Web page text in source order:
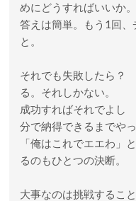
めにどうすればいいか。
答えは簡単。もう1回
と。
それでも失敗したら？
る。それしかない。
成功すればそれでよし
分で納得できるまでや
「俺はこれでエエわ」
るのもひとつの決断。
大事なのは挑戦すること